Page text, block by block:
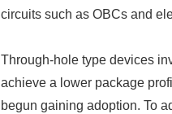
circuits such as OBCs and
Through-hole type devices
achieve a lower package
begun gaining adoption. To